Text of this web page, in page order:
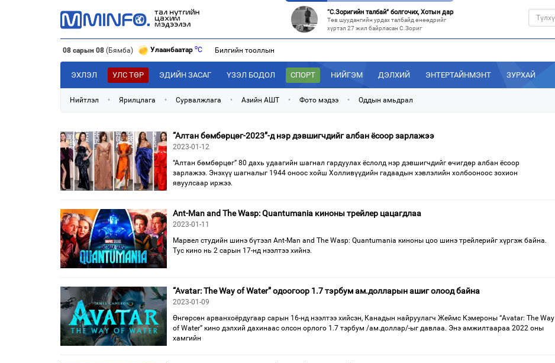
“С.Зоригийн талбай” болгочих, Хотын дарга аа?
Төв шуудангийн урдах талбайд өнөөдрийг
хүртэл 27 жил байрласан С.Зориг
МАН-ын 50 настнууд Хөвсгөлд, 40 настнууд нь Хэнтийд “хуралджээ”
Энэ зуны туршид монголчууд эдийн засгийн
хямралыг утгаар нь эдэлсээр
Сүүлийн үед Улаанбаатар болон аймгуудаас
08 сарын 08 (Бямба)
o
Дархан oC
Эрдэнэт oC
Улаанбаатар o C
Билгийн тооллын
ЭХЛЭЛ УЛС ТӨР ЭДИЙН ЗАСАГ ҮЗЭЛ БОДОЛ СПОРТ НИЙГЭМ ДЭЛХИЙ ЭНТЕРТАЙНМЭНТ ЗУРХАЙ
Нийтлэл • Ярилцлага • Сурвалжлага • Азийн АШТ • Фото мэдээ • Оддын амьдрал
“Алтан бөмбөрцөг-2023”-д нэр дэвшигчдийг албан ёсоор зарлажээ
2023-01-12
“Алтан бөмбөрцөг” 80 дахь удаагийн шагнал гардуулах ёслолд нэр дэвшигчдийг өчигдөр албан ёсоор
зарлажээ. Энэхүү шагналыг 1944 оноос хойш Холливүүдийн гадаадын хэвлэлийн холбооноос зохион
явуулсаар иржээ.
Ant-Man and The Wasp: Quantumania киноны трейлер цацагдлаа
2023-01-11
Марвел студийн шинэ бүтээл Ant-Man and The Wasp: Quantumania киноны цоо шинэ трейлерийг хүргэж байна.
Тус кино нь 2 сарын 17-нд нээлтээ хийнэ.
“Avatar: The Way of Water” одоогоор 1.7 тэрбум ам.долларын ашиг олоод байна
2023-01-09
Өнгөрсөн арванхоёрдугаар сарын 16-нд нээлтээ хийсэн, Канадын найруулагч Жеймс Кэмероны “Avatar: The Way
of Water” кино дэлхий дахинаас олсон орлого 1.7 тэрбум /ам.доллар/-ыг давлаа. Энэ амжилтаараа 2022 оны
хамгийн